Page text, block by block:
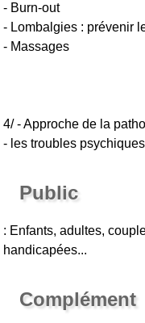
- Burn-out
- Lombalgies : prévenir
- Massages
4/ - Approche de la
- les troubles psychiques
Public
: Enfants, adultes,
handicapées...
Complément